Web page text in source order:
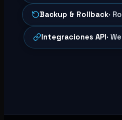
Backup & Rollback·
Integraciones API·